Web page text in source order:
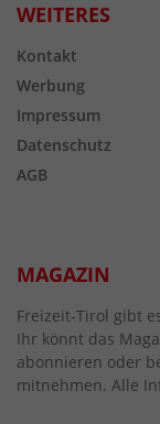
WEITERES
Kontakt
Werbung
Impressum
Datenschutz
AGB
MAGAZIN
Freizeit-Tirol gibt
Ihr könnt das
abonnieren oder
mitnehmen. Alle